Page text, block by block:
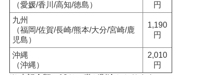
（愛媛/香川/高知/徳島）
円
九州
（福岡/佐賀/長崎/熊本/大分/宮崎/鹿
児島）
1,190
円
沖縄
（沖縄）
2,010
円